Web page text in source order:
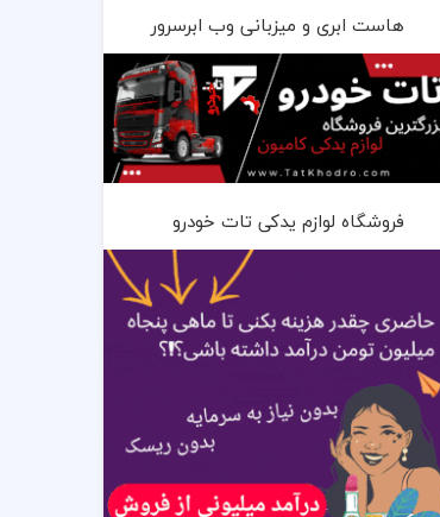
هاست ابری و میزبانی وب ابرسرور
فروشگاه لوازم یدکی تات خودرو